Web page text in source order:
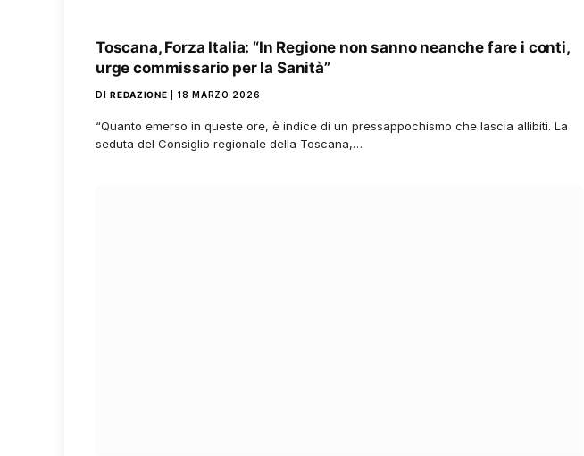
Toscana, Forza Italia: “In Regione non sanno neanche fare i conti,
urge commissario per la Sanità”
DI REDAZIONE 18 MARZO 2026
“Quanto emerso in queste ore, è indice di un pressappochismo che lascia allibiti. La
seduta del Consiglio regionale della Toscana,…